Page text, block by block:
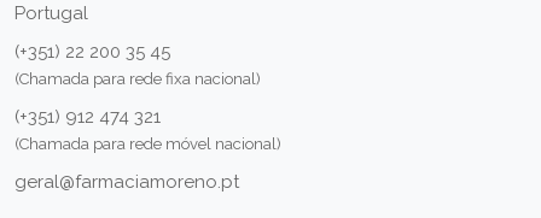
Portugal
(+351) 22 200 35 45
(Chamada para rede fixa nacional)
(+351) 912 474 321
(Chamada para rede móvel nacional)
geral@farmaciamoreno.pt